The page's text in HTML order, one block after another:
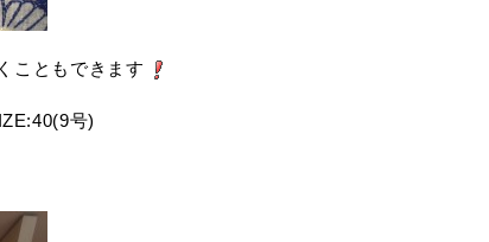
こともできます
号)